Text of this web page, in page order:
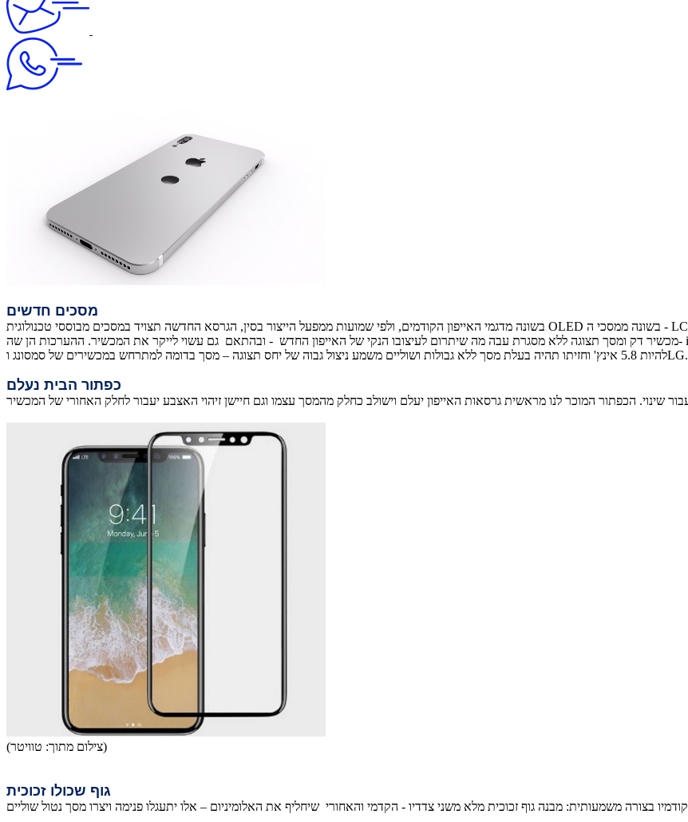
מסכים חדשים
בשונה מדגמי האייפון הקודמים, ולפי שמועות ממפעל הייצור בסין, הגרסא החדשה תצויד במסכים מבוססי טכנולוגית OLED בשונה ממסכי ה - LCD בגרסאות הקודמות. מסכים אלו הם משוכללים הרבה יותר ומאפשרים יצירת
מכשיר דק ומסך תצוגה ללא מסגרת עבה מה שיתרום לעיצובו הנקי של האייפון החדש - ובהתאם גם עשוי לייקר את המכשיר. ההערכות הן שה- iPhone 8 יהיה גדול יותר מקודמו, אך קטן יותר מדגם ה-Plus גודל המסך אמור
להיות 5.8 אינץ' וחזיתו תהיה בעלת מסך ללא גבולות ושוליים משמע ניצול גבוה של יחס תצוגה – מסך בדומה למתרחש במכשירים של סמסונג וLG.
כפתור הבית נעלם
(צילום מתוך: טוויטר)
גוף שכולו זכוכית